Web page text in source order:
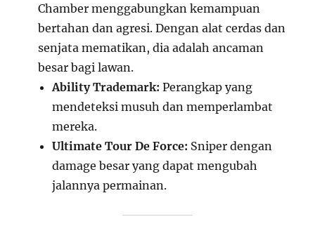
Chamber menggabungkan kemampuan
bertahan dan agresi. Dengan alat cerdas dan
senjata mematikan, dia adalah ancaman
besar bagi lawan.
Ability Trademark: Perangkap yang
mendeteksi musuh dan memperlambat
mereka.
Ultimate Tour De Force: Sniper dengan
damage besar yang dapat mengubah
jalannya permainan.